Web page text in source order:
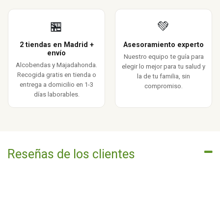
🏪
2 tiendas en Madrid +
envío
Alcobendas y Majadahonda.
Recogida gratis en tienda o
entrega a domicilio en 1-3
días laborables.
💚
Asesoramiento experto
Nuestro equipo te guía para
elegir lo mejor para tu salud y
la de tu familia, sin
compromiso.
Reseñas de los clientes